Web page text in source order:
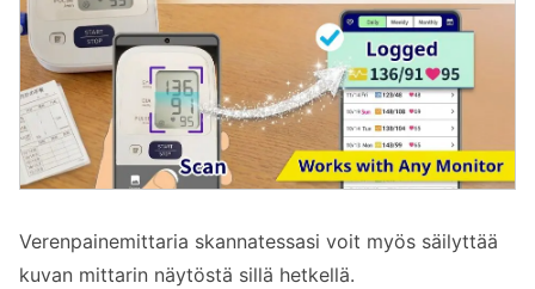
Verenpainemittaria skannatessasi voit myös säilyttää
kuvan mittarin näytöstä sillä hetkellä.